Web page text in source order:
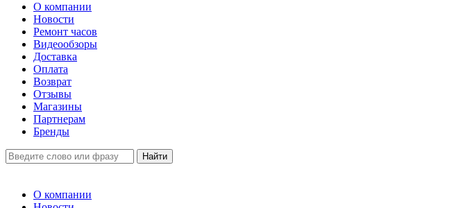
О компании
Новости
Ремонт часов
Видеообзоры
Доставка
Оплата
Возврат
Отзывы
Магазины
Партнерам
Бренды
О компании